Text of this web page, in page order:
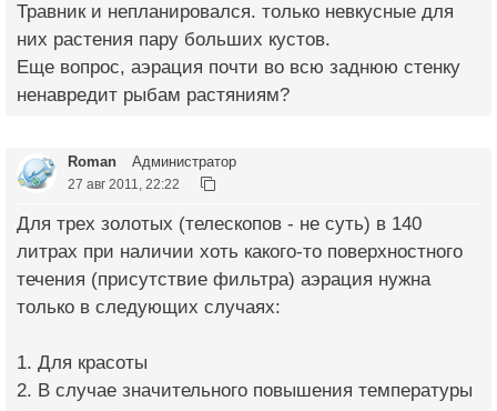
Травник и непланировался. только невкусные для
них растения пару больших кустов.
Еще вопрос, аэрация почти во всю заднюю стенку
ненавредит рыбам растяниям?
Roman Администратор
27 авг 2011, 22:22
Для трех золотых (телескопов - не суть) в 140
литрах при наличии хоть какого-то поверхностного
течения (присутствие фильтра) аэрация нужна
только в следующих случаях:
1. Для красоты
2. В случае значительного повышения температуры